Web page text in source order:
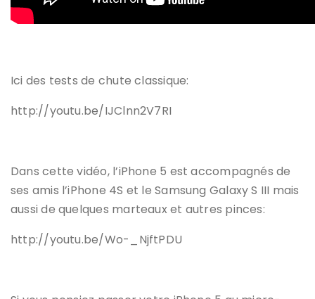
Ici des tests de chute classique:
http://youtu.be/IJClnn2V7RI
Dans cette vidéo, l’iPhone 5 est accompagnés de
ses amis l’iPhone 4S et le Samsung Galaxy S III mais
aussi de quelques marteaux et autres pinces:
http://youtu.be/Wo-_NjftPDU